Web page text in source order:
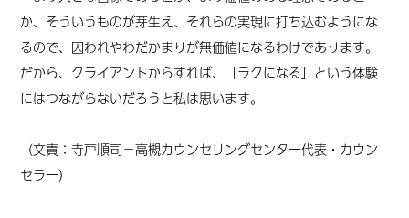
か、そういうものが芽生え、それらの実現に打ち込むようにな
るので、囚われやわだかまりが無価値になるわけであります。
だから、クライアントからすれば、「ラクになる」という体験
にはつながらないだろうと私は思います。
（文責：寺戸順司－高槻カウンセリングセンター代表・カウン
セラー）